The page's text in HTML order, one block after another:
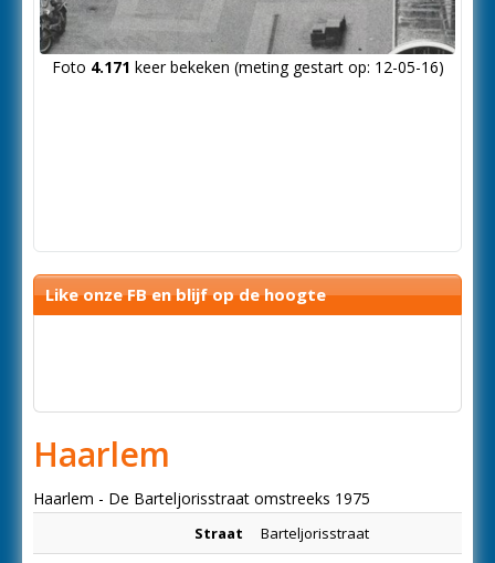
Foto 4.171 keer bekeken (meting gestart op: 12-05-16)
Like onze FB en blijf op de hoogte
Haarlem
Haarlem - De Barteljorisstraat omstreeks 1975
Straat Barteljorisstraat